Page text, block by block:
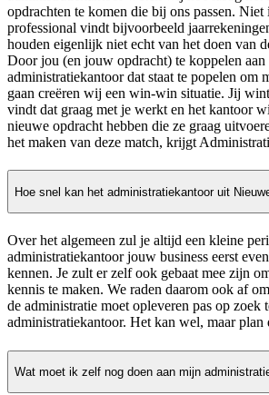
opdrachten te komen die bij ons passen. Niet
professional vindt bijvoorbeeld
houden eigenlijk niet echt van het doen van
Door jou (en jouw opdracht) te koppelen aan
administratiekantoor dat staat te popelen om
gaan creëren wij een win-win situatie. Jij
vindt dat graag met je werkt en het kantoor
nieuwe opdracht hebben die ze graag
het maken van deze match, krijgt
Hoe snel kan het administratiekantoor uit
Over het algemeen zul je altijd een kleine
administratiekantoor jouw business eerst
kennen. Je zult er zelf ook gebaat mee zijn
kennis te maken. We raden daarom ook af
de administratie moet opleveren pas op zoek
administratiekantoor. Het kan wel, maar
Wat moet ik zelf nog doen aan mijn